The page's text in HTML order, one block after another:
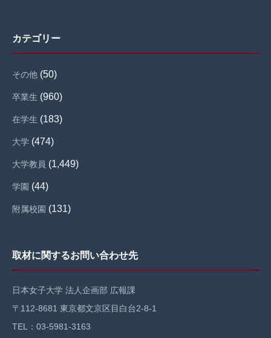
カテゴリー
その他 (50)
卒業生 (960)
在学生 (183)
大学 (474)
大学教員 (1,449)
学園 (44)
附属校園 (131)
取材に関するお問い合わせ先
日本女子大学 法人企画部 広報課
〒112-8681 東京都文京区目白台2-8-1
TEL：03-5981-3163